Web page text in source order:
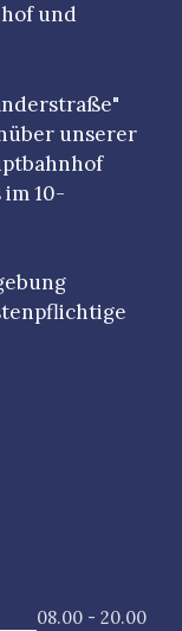
und
unserer
10-
08.00 - 20.00